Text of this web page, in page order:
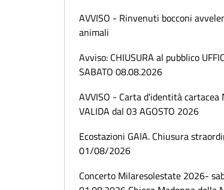
AVVISO - Rinvenuti bocconi
animali
Avviso: CHIUSURA al pubblico
SABATO 08.08.2026
AVVISO - Carta d'identità cartacea
VALIDA dal 03 AGOSTO 2026
Ecostazioni GAIA. Chiusura
01/08/2026
Concerto Milaresolestate 2026-